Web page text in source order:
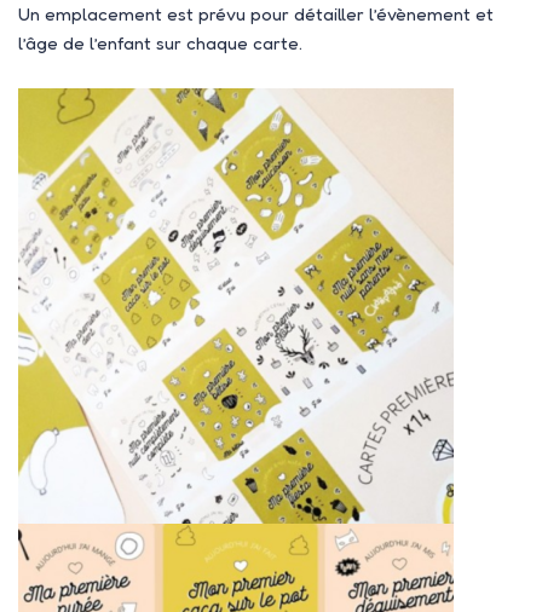
Un emplacement est prévu pour détailler l’évènement et
l’âge de l’enfant sur chaque carte.